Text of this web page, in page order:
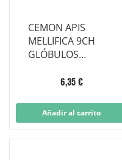
CEMON APIS
MELLIFICA 9CH
GLÓBULOS
6,35 €
Añadir al carrito